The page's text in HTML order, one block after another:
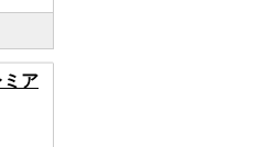
ア